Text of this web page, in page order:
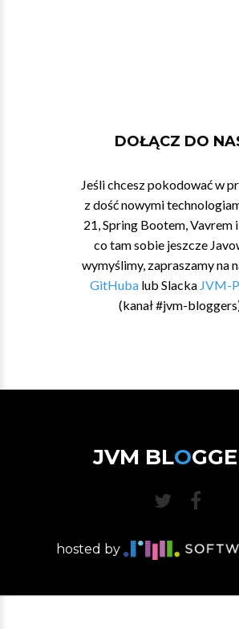
DOŁĄCZ DO
Jeśli chcesz pokodować w
z dość nowymi
21, Spring Bootem, Vavrem
co tam sobie jeszcze
wymyślimy, zapraszamy na
GitHubalub Slacka JVM-
(kanał #jvm-
JVM BLO
hosted by